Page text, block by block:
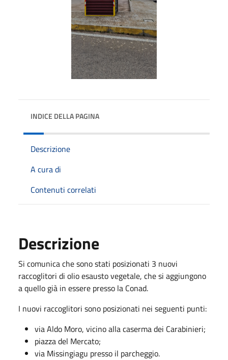
INDICE DELLA PAGINA
Descrizione
A cura di
Contenuti correlati
Descrizione
Si comunica che sono stati posizionati 3 nuovi
raccoglitori di olio esausto vegetale, che si aggiungono
a quello già in essere presso la Conad.
I nuovi raccoglitori sono posizionati nei seguenti punti:
via Aldo Moro, vicino alla caserma dei Carabinieri;
piazza del Mercato;
via Missingiagu presso il parcheggio.